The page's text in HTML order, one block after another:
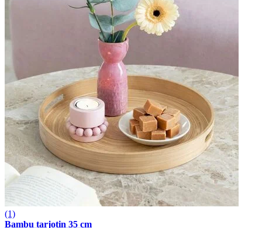
(1)
Bambu tarjotin 35 cm